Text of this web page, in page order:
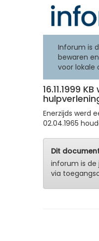
Inforum is
bewaren
voor lokale
16.11.1999
Enerzijds werd
02.04.1965
Dit
inforum is de
via